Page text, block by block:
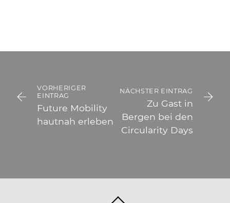
VORHERIGER
EINTRAG
Future Mobility
hautnah erleben
NÄCHSTER EINTRAG
Zu Gast in
Bergen bei den
Circularity Days